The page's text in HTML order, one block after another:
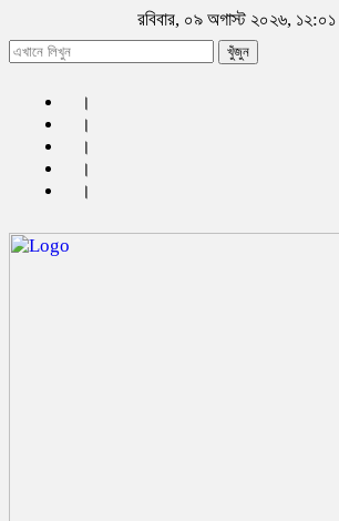
রবিবার, ০৯ অগাস্ট ২০২৬, ১২:০১
খুঁজুন